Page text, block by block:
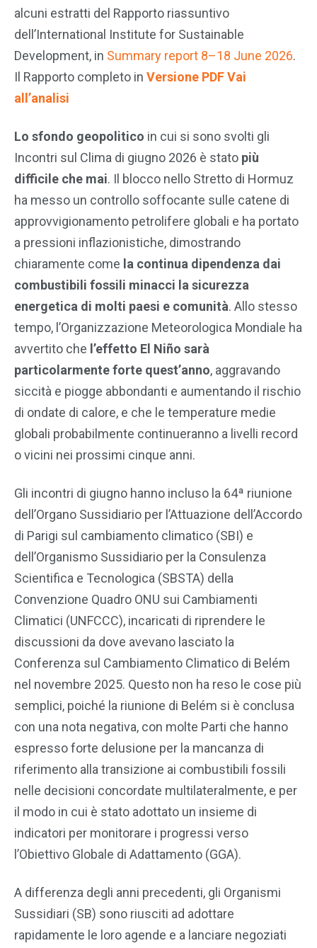
alcuni estratti del Rapporto riassuntivo
dell’International Institute for Sustainable
Development, in Summary report 8–18 June 2026.
Il Rapporto completo in Versione PDFVai
all’analisi
Lo sfondo geopolitico in cui si sono svolti gli
Incontri sul Clima di giugno 2026 è stato più
difficile che mai. Il blocco nello Stretto di Hormuz
ha messo un controllo soffocante sulle catene di
approvvigionamento petrolifere globali e ha portato
a pressioni inflazionistiche, dimostrando
chiaramente come la continua dipendenza dai
combustibili fossili minacci la sicurezza
energetica di molti paesi e comunità. Allo stesso
tempo, l’Organizzazione Meteorologica Mondiale ha
avvertito che l’effetto El Niño sarà
particolarmente forte quest’anno, aggravando
siccità e piogge abbondanti e aumentando il rischio
di ondate di calore, e che le temperature medie
globali probabilmente continueranno a livelli record
o vicini nei prossimi cinque anni.
Gli incontri di giugno hanno incluso la 64ª riunione
dell’Organo Sussidiario per l’Attuazione dell’Accordo
di Parigi sul cambiamento climatico (SBI) e
dell’Organismo Sussidiario per la Consulenza
Scientifica e Tecnologica (SBSTA) della
Convenzione Quadro ONU sui Cambiamenti
Climatici (UNFCCC), incaricati di riprendere le
discussioni da dove avevano lasciato la
Conferenza sul Cambiamento Climatico di Belém
nel novembre 2025. Questo non ha reso le cose più
semplici, poiché la riunione di Belém si è conclusa
con una nota negativa, con molte Parti che hanno
espresso forte delusione per la mancanza di
riferimento alla transizione ai combustibili fossili
nelle decisioni concordate multilateralmente, e per
il modo in cui è stato adottato un insieme di
indicatori per monitorare i progressi verso
l’Obiettivo Globale di Adattamento (GGA).
A differenza degli anni precedenti, gli Organismi
Sussidiari (SB) sono riusciti ad adottare
rapidamente le loro agende e a lanciare negoziati